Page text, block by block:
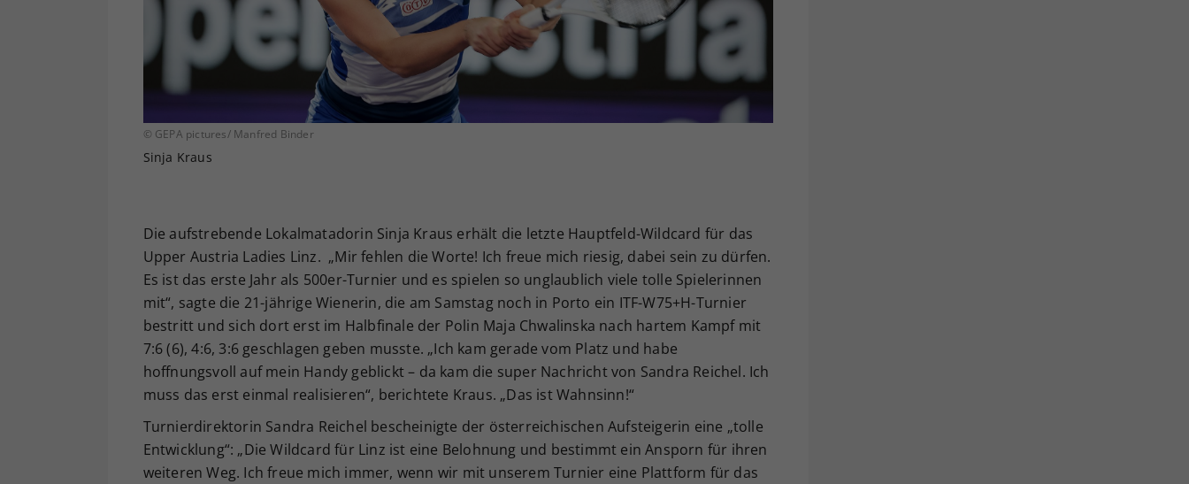
© GEPA pictures/ Manfred Binder
Sinja Kraus
Die aufstrebende Lokalmatadorin Sinja Kraus erhält die letzte Hauptfeld-Wildcard für das
Upper Austria Ladies Linz. „Mir fehlen die Worte! Ich freue mich riesig, dabei sein zu dürfen.
Es ist das erste Jahr als 500er-Turnier und es spielen so unglaublich viele tolle Spielerinnen
mit“, sagte die 21-jährige Wienerin, die am Samstag noch in Porto ein ITF-W75+H-Turnier
bestritt und sich dort erst im Halbfinale der Polin Maja Chwalinska nach hartem Kampf mit
7:6 (6), 4:6, 3:6 geschlagen geben musste. „Ich kam gerade vom Platz und habe
hoffnungsvoll auf mein Handy geblickt – da kam die super Nachricht von Sandra Reichel. Ich
muss das erst einmal realisieren“, berichtete Kraus. „Das ist Wahnsinn!“
Turnierdirektorin Sandra Reichel bescheinigte der österreichischen Aufsteigerin eine „tolle
Entwicklung“: „Die Wildcard für Linz ist eine Belohnung und bestimmt ein Ansporn für ihren
weiteren Weg. Ich freue mich immer, wenn wir mit unserem Turnier eine Plattform für das
Ihrer vorgenommen Einstellungen, falls der
Webseiten-Betreiber dies eingestellt hat.